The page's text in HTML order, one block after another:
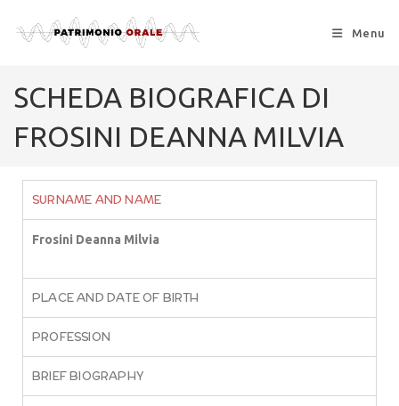
Menu
SCHEDA BIOGRAFICA DI
FROSINI DEANNA MILVIA
SURNAME AND NAME
Frosini Deanna Milvia
PLACE AND DATE OF BIRTH
PROFESSION
BRIEF BIOGRAPHY